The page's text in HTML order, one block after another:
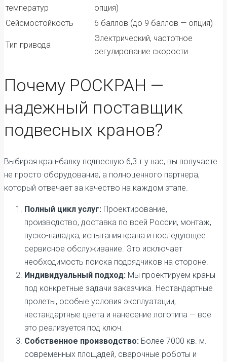
температур
опция)
Сейсмостойкость
6 баллов (до 9 баллов — опция)
Тип привода
Электрический, частотное
регулирование скорости
Почему РОСКРАН —
надежный поставщик
подвесных кранов?
Выбирая кран-балку подвесную 6,3 т у нас, вы получаете
не просто оборудование, а полноценного партнера,
который отвечает за качество на каждом этапе.
Полный цикл услуг: Проектирование,
производство, доставка по всей России, монтаж,
пуско-наладка, испытания крана и последующее
сервисное обслуживание. Это исключает
необходимость поиска подрядчиков на стороне.
Индивидуальный подход: Мы проектируем краны
под конкретные задачи заказчика. Нестандартные
пролеты, особые условия эксплуатации,
нестандартные цвета и нанесение логотипа — все
это реализуется под ключ.
Собственное производство: Более 7000 кв. м.
современных площадей, сварочные роботы и